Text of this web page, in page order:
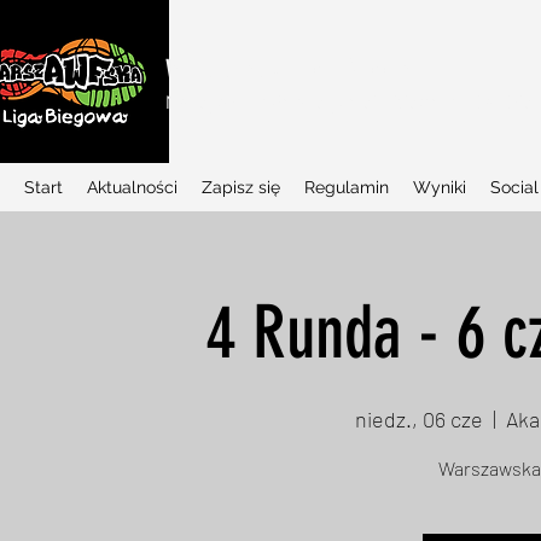
WARSZAWSKA LIGA BIEGOWA
Najlepszy w Polsce projekt biegowy dla
Start Aktualności Zapisz się Regulamin Wyniki
4 Runda - 6
niedz., 06 cze
  |